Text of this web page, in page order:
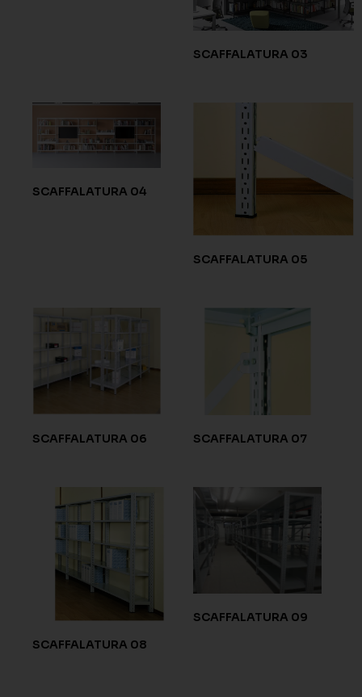
SCAFFALATURA 03
SCAFFALATURA 04
SCAFFALATURA 05
SCAFFALATURA 06 SCAFFALATURA 07
SCAFFALATURA 08
SCAFFALATURA 09